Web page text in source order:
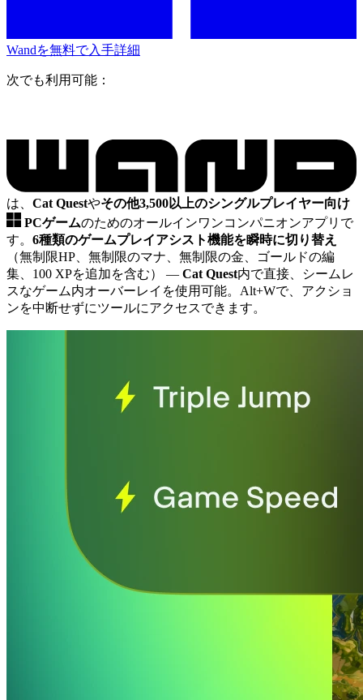
Wandを無料で入手詳細
次でも利用可能：
は、 Cat Questやその他3,500以上のシングルプレイヤー向け
PCゲームのためのオールインワンコンパニオンアプリで
す。 6種類のゲームプレイアシスト機能を瞬時に切り替え
（無制限HP、無制限のマナ、無制限の金、ゴールドの編
集、100 XPを追加を含む） — Cat Quest内で直接、シームレ
スなゲーム内オーバーレイを使用可能。Alt+Wで、アクショ
ンを中断せずにツールにアクセスできます。